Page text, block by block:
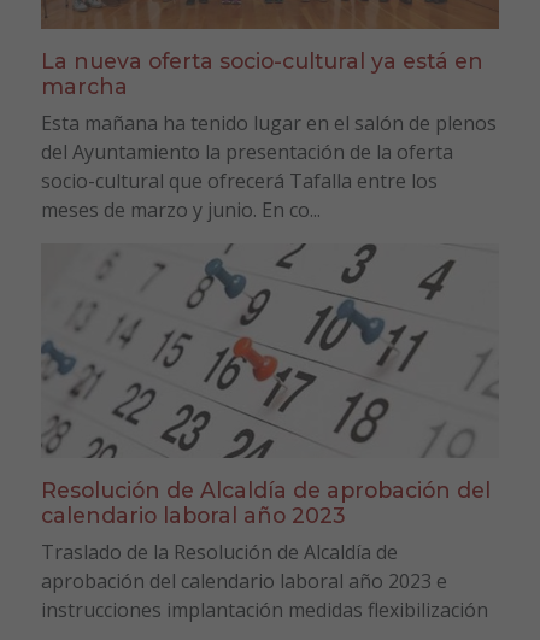
La nueva oferta socio-cultural ya está en
marcha
Esta mañana ha tenido lugar en el salón de plenos
del Ayuntamiento la presentación de la oferta
socio-cultural que ofrecerá Tafalla entre los
meses de marzo y junio. En co...
Resolución de Alcaldía de aprobación del
calendario laboral año 2023
Traslado de la Resolución de Alcaldía de
aprobación del calendario laboral año 2023 e
instrucciones implantación medidas flexibilización